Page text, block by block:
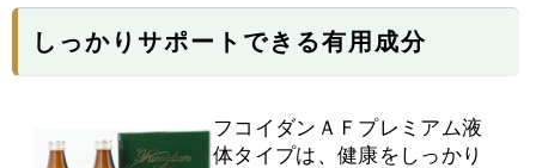
しっかりサポートできる有用成分
フコイダンＡＦプレミアム液
体タイプは、健康をしっかり